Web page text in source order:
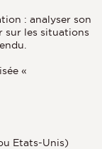
: analyser son
sur les situations
«
Etats-Unis)